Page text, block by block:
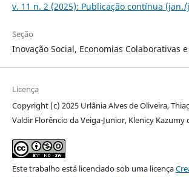
v. 11 n. 2 (2025): Publicação contínua
Seção
Inovação Social, Economias Colaborativas
Licença
Copyright (c) 2025 Urlânia Alves de Oliveira,
Valdir Florêncio da Veiga-Junior, Klenicy Kazumy
Este trabalho está licenciado sob uma licença